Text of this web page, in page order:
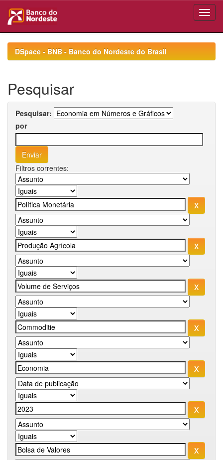
navigationDSpace - BNB - Banco do Nordeste do Brasil
Pesquisar
Pesquisar:
por
Filtros correntes: